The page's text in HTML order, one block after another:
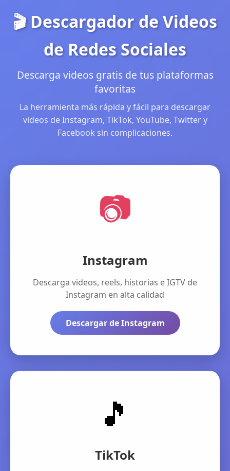
🎬 Descargador de Videos
de Redes Sociales
Descarga videos gratis de tus plataformas
favoritas
La herramienta más rápida y fácil para descargar
videos de Instagram, TikTok, YouTube, Twitter y
Facebook sin complicaciones.
📷
Instagram
Descarga videos, reels, historias e IGTV de
Instagram en alta calidad
Descargar de Instagram
🎵
TikTok